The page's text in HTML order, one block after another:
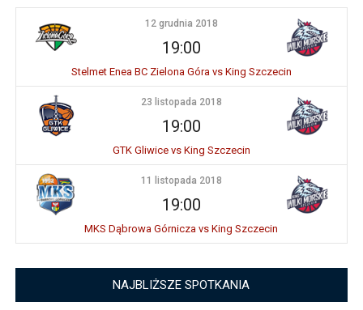
12 grudnia 2018
19:00
Stelmet Enea BC Zielona Góra vs King Szczecin
23 listopada 2018
19:00
GTK Gliwice vs King Szczecin
11 listopada 2018
19:00
MKS Dąbrowa Górnicza vs King Szczecin
NAJBLIŻSZE SPOTKANIA